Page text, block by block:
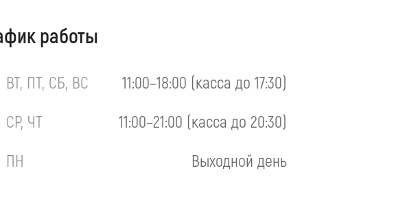
работы
ВТ, ПТ, СБ, ВС
11:00–18:00 (касса до 17:30)
СР, ЧТ
11:00–21:00 (касса до 20:30)
ПН
Выходной день